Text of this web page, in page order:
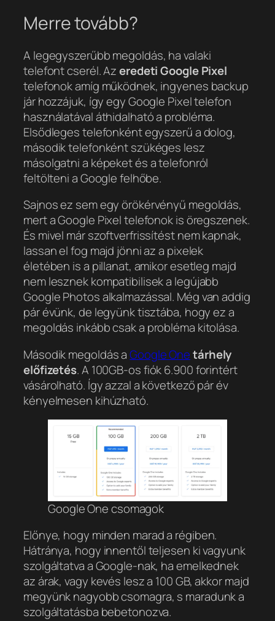
Merre tovább?
A legegyszerűbb megoldás, ha valaki
telefont cserél. Azeredeti Google Pixel
telefonok amíg működnek, ingyenes backup
jár hozzájuk, így egy Google Pixel telefon
használatával áthidalható a probléma.
Elsődleges telefonként egyszerű a dolog,
második telefonként szükéges lesz
másolgatni a képeket és a telefonról
feltölteni a Google felhőbe.
Sajnos ez sem egy örökérvényű megoldás,
mert a Google Pixel telefonok is öregszenek.
És mivel már szoftverfrissítést nem kapnak,
lassan el fog majd jönni az a pixelek
életében is a pillanat, amikor esetleg majd
nem lesznek kompatibilisek a legújabb
Google Photos alkalmazással. Még van addig
pár évünk, de legyünk tisztába, hogy ez a
megoldás inkább csak a probléma kitolása.
Második megoldás aGoogle Onetárhely
előfizetés. A 100GB-os fiók 6.900 forintért
vásárolható. Így azzal a következő pár év
kényelmesen kihúzható.
Google One csomagok
Előnye, hogy minden marad a régiben.
Hátránya, hogy innentől teljesen ki vagyunk
szolgáltatva a Google-nak, ha emelkednek
az árak, vagy kevés lesz a 100 GB, akkor majd
megyünk nagyobb csomagra, s maradunk a
szolgáltatásba bebetonozva.